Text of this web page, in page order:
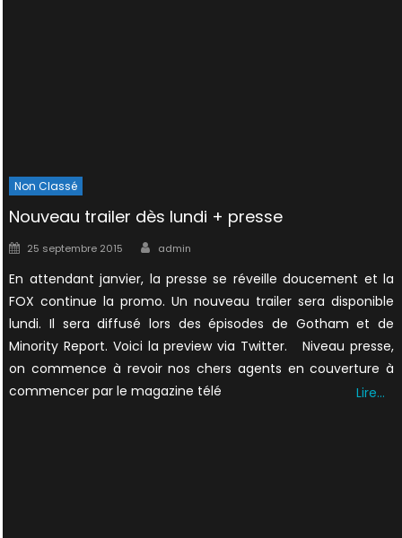
Non Classé
Nouveau trailer dès lundi + presse
Posted
25 septembre 2015 Author
admin
En attendant janvier, la presse se réveille doucement et la
FOX continue la promo. Un nouveau trailer sera disponible
lundi. Il sera diffusé lors des épisodes de Gotham et de
Minority Report. Voici la preview via Twitter. Niveau presse,
on commence à revoir nos chers agents en couverture à
commencer par le magazine télé
Lire…